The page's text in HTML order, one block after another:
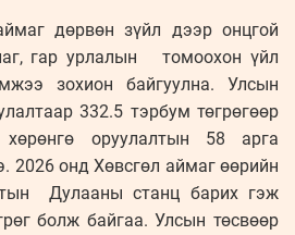
дөрвөн зүйл дээр онцгой
гар урлалын томоохон үйл
зохион байгуулна. Улсын
332.5 тэрбум төгрөгөөр
хөрөнгө оруулалтын 58 арга
2026 онд Хөвсгөл аймаг өөрийн
Дулааны станц барих гэж
болж байгаа. Улсын төсвөөр